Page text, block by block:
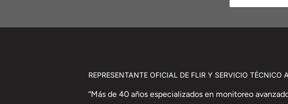
REPRESENTANTE OFICIAL DE FLIR Y
“Más de 40 años especializados en monitoreo